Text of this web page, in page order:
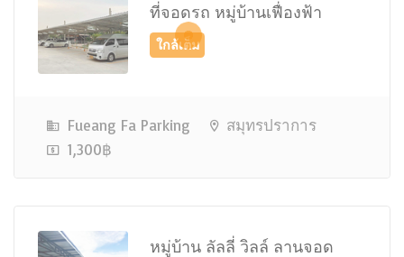
ที่จอดรถ หมู่บ้านเฟื่องฟ้า
Fueang Fa Parking
สมุทรปราการ
1,300฿
หมู่บ้าน ลัลลี่ วิลล์ ลานจอด